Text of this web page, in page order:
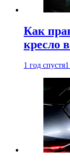
Как
кресло
1 год спустя